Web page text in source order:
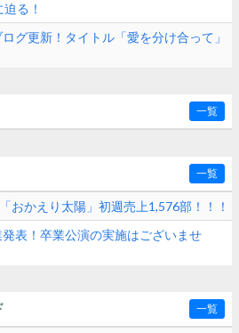
る！
グ更新！タイトル「愛を分け合って」
一覧
一覧
おかえり太陽」初週売上1,576部！！！
発表！卒業公演の実施はございませ
一覧